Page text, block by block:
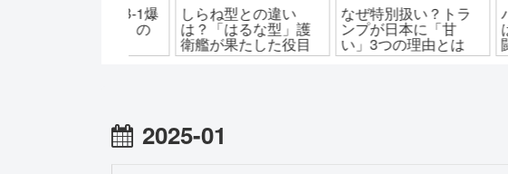
しらね型との違い
は？「はるな型」護
衛艦が果たした役目
なぜ特別扱い？トラ
ンプが日本に「甘
い」3つの理由とは
パトリ
は？
闘車の
2025-01